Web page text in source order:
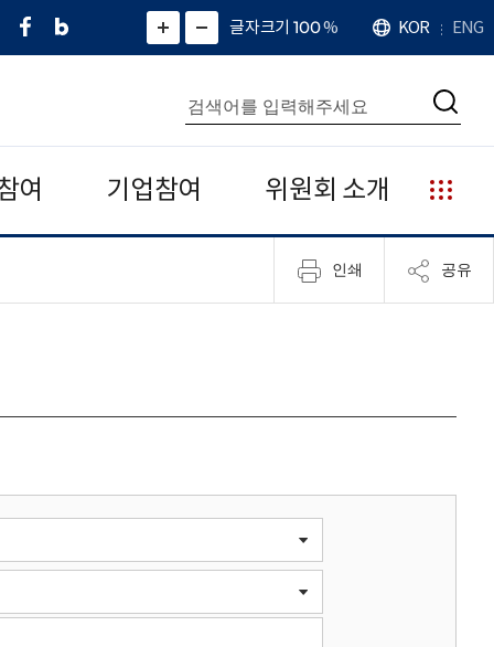
페
네
그
)
화
면
면
소
확
대
치
글자크기 100%
언
어
KOR ENG
통
합
검
색
검
여 기업참여 위원회 소개
누
리
집
안
인쇄 공유